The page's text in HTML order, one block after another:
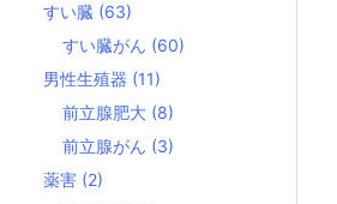
すい臓 (63)
すい臓がん (60)
男性生殖器 (11)
前立腺肥大 (8)
前立腺がん (3)
薬害 (2)